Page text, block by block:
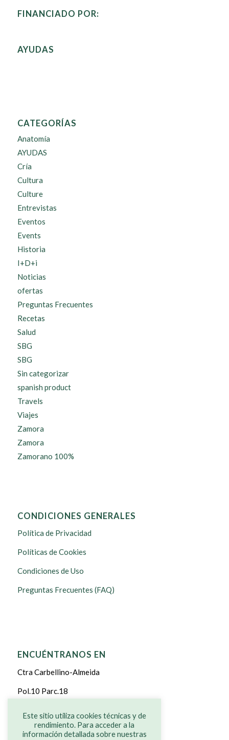
FINANCIADO POR:
AYUDAS
CATEGORÍAS
Anatomía
AYUDAS
Cría
Cultura
Culture
Entrevistas
Eventos
Events
Historia
I+D+i
Noticias
ofertas
Preguntas Frecuentes
Recetas
Salud
SBG
SBG
Sin categorizar
spanish product
Travels
Viajes
Zamora
Zamora
Zamorano 100%
CONDICIONES GENERALES
Política de Privacidad
Políticas de Cookies
Condiciones de Uso
Preguntas Frecuentes (FAQ)
ENCUÉNTRANOS EN
Ctra Carbellino-Almeida
Pol.10 Parc.18
ZAMORA
Este sitio utiliza cookies técnicas y de
rendimiento. Para acceder a la
información detallada sobre nuestras